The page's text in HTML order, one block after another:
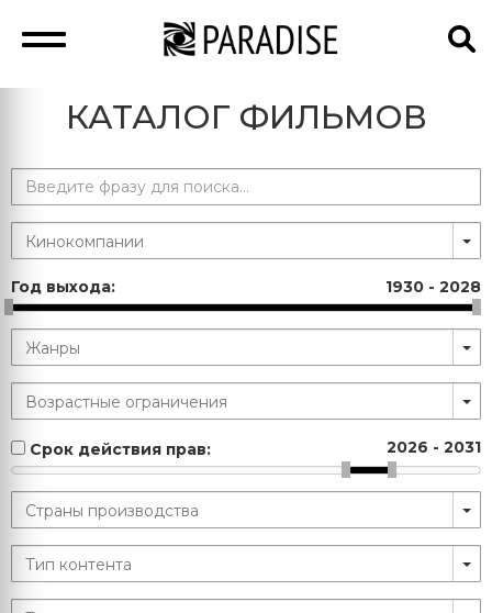
КАТАЛОГ ФИЛЬМОВ
Год выхода: 1930 - 2028
Срок действия прав: 2026 - 2031